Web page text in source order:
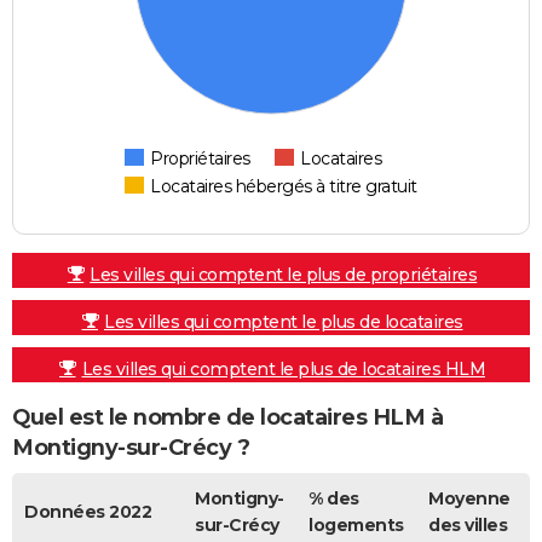
Propriétaires
Locataires
Locataires hébergés à titre gratuit
Les villes qui comptent le plus de propriétaires
Les villes qui comptent le plus de locataires
Les villes qui comptent le plus de locataires HLM
Quel est le nombre de locataires HLM à
Montigny-sur-Crécy ?
Données 2022
Montigny-
sur-Crécy
% des
logements
Moyenne
des villes